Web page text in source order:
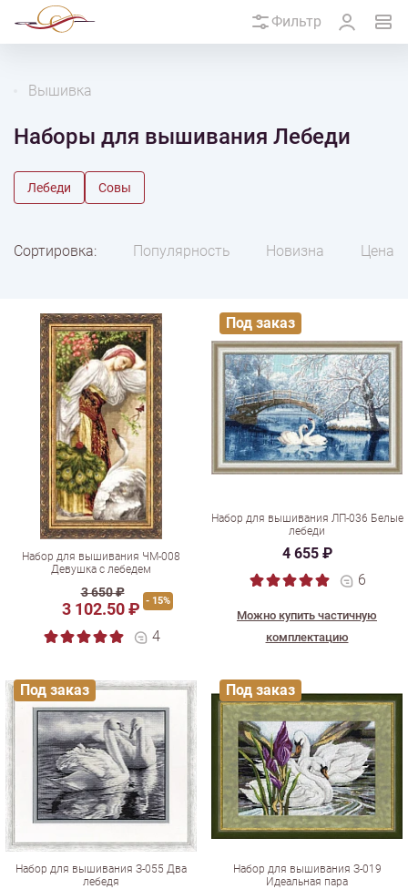
Фильтр
Вышивка
Наборы для вышивания Лебеди
Лебеди Совы
Сортировка: Популярность Новизна Цена
Набор для вышивания ЧМ-008
Девушка с лебедем
3 650 ₽
3 102.50 ₽ - 15%
4
Набор для вышивания ЛП-036 Белые
лебеди
4 655 ₽
6
Можно купить частичную
комплектацию
Под заказ
Набор для вышивания З-055 Два
лебедя
Под заказ
Набор для вышивания З-019
Идеальная пара
Под заказ